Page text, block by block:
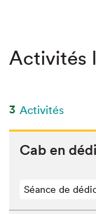
Activités
3 Activités
Cab en
Séance de